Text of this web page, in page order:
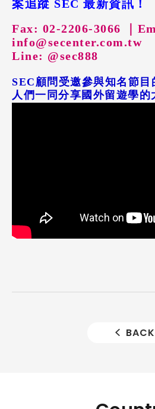
案追蹤 SEC 最新資訊！
Fax: 02-2206-3066 ｜
info@secenter.com.tw
Line: @sec888
SEC顧問受邀參與知名節
人們一同分享國外留遊學的
BACK